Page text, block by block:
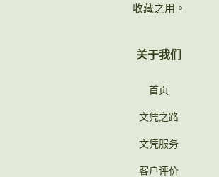
收藏之用。
关于我们
首页
文凭之路
文凭服务
客户评价